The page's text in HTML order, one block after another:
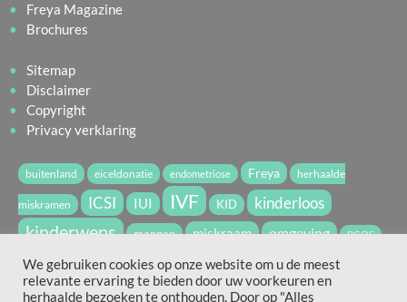
Freya Magazine
Brochures
Sitemap
Disclaimer
Copyright
Privacy verklaring
buitenland eiceldonatie endometriose Freya herhaalde
miskramen ICSI IUI IVF KID kinderloos
kinderwens mannen miskraam omgeving PCOS
spermadonatie vruchtbaarheid
vruchtbaarheidsbehandeling WvdV2022
We gebruiken cookies op onze website om u de meest
relevante ervaring te bieden door uw voorkeuren en
herhaalde bezoeken te onthouden. Door op "Alles